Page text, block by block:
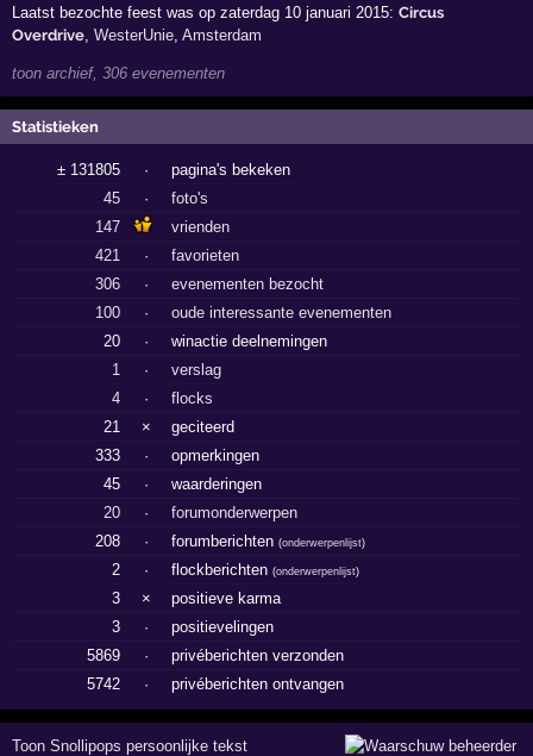
Laatst bezochte feest was op zaterdag 10 januari 2015:Circus
Overdrive,WesterUnie,Amsterdam
toon archief, 306 evenementen
Statistieken
± 131805 ·
pagina's bekeken
45
·
foto's
147
vrienden
421
·
favorieten
306
·
evenementen bezocht
100
·
oude interessante evenementen
20
·
winactie deelnemingen
1
·
verslag
4
·
flocks
21
×
geciteerd
333
·
opmerkingen
45
·
waarderingen
20
·
forumonderwerpen
208
· forumberichten(onderwerpenlijst)
2 · flockberichten(onderwerpenlijst)
3 ×
positieve karma
3
·
positievelingen
5869
·
privéberichten verzonden
5742
· privéberichten ontvangen
Toon Snollipops persoonlijke tekst